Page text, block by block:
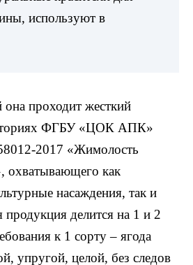
используют в
она проходит жесткий
ФГБУ «ЦОК АПК»
2017 «Жимолость
охватывающего как
насаждения, так и
делится на 1 и 2
к 1 сорту – ягода
упругой, целой, без следов